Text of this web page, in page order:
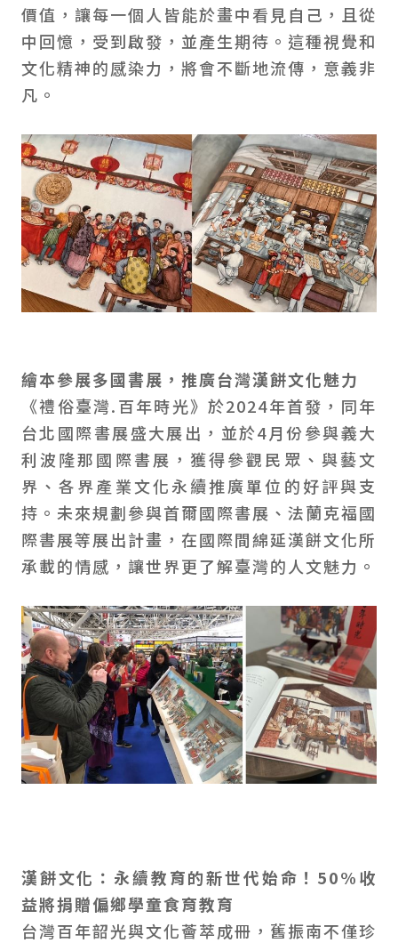
價值，讓每一個人皆能於畫中看見自己，且從
中回憶，受到啟發，並產生期待。這種視覺和
文化精神的感染力，將會不斷地流傳，意義非
凡。
繪本參展多國書展，推廣台灣漢餅文化魅力
《禮俗臺灣.百年時光》於2024年首發，同年
台北國際書展盛大展出，並於4月份參與義大
利波隆那國際書展，獲得參觀民眾、與藝文
界、各界產業文化永續推廣單位的好評與支
持。未來規劃參與首爾國際書展、法蘭克福國
際書展等展出計畫，在國際間綿延漢餅文化所
承載的情感，讓世界更了解臺灣的人文魅力。
漢餅文化：永續教育的新世代始命！ 50%收
益將捐贈偏鄉學童食育教育
台灣百年韶光與文化薈萃成冊，舊振南不僅珍